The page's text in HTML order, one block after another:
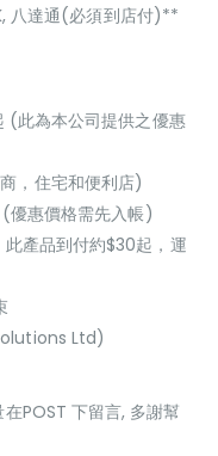
八達通(必須到店付)**
(此為本公司提供之優惠
，住宅和便利店)
優惠價格需先入帳)
產品到付約$30起，運
Ltd)
POST 下留言, 多謝幫